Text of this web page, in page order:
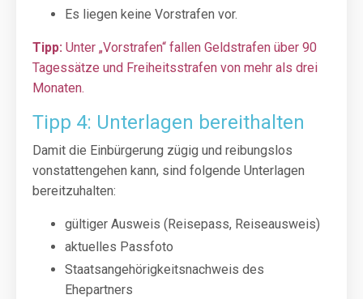
Es liegen keine Vorstrafen vor.
Tipp: Unter „Vorstrafen“ fallen Geldstrafen über 90
Tagessätze und Freiheitsstrafen von mehr als drei
Monaten.
Tipp 4: Unterlagen bereithalten
Damit die Einbürgerung zügig und reibungslos
vonstattengehen kann, sind folgende Unterlagen
bereitzuhalten:
gültiger Ausweis (Reisepass, Reiseausweis)
aktuelles Passfoto
Staatsangehörigkeitsnachweis des
Ehepartners